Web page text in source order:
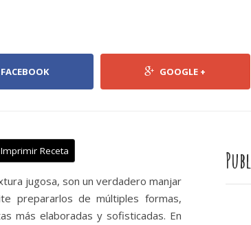
FACEBOOK GOOGLE +
Receta
jugosa, son un verdadero manjar
prepararlos de múltiples formas,
más elaboradas y sofisticadas. En